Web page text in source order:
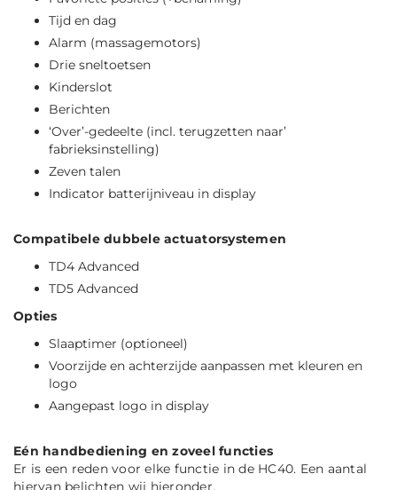
Tijd en dag
Alarm (massagemotors)
Drie sneltoetsen
Kinderslot
Berichten
‘Over’-gedeelte (incl. terugzetten naar’
fabrieksinstelling)
Zeven talen
Indicator batterijniveau in display
Compatibele dubbele actuatorsystemen
TD4 Advanced
TD5 Advanced
Opties
Slaaptimer (optioneel)
Voorzijde en achterzijde aanpassen met kleuren en
logo
Aangepast logo in display
Eén handbediening en zoveel functies
Er is een reden voor elke functie in de HC40. Een aantal
hiervan belichten wij hieronder.